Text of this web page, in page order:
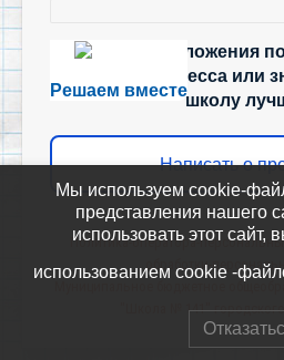
Решаем вместе
Есть предложения
учебного процесса или
школу
Написать о
Политика-оператора-
обработки-
Муниципальное бюджетное
"Школа № 141" городского
Мы используем cookie-
представления нашего
использовать этот сайт,
использованием cookie -